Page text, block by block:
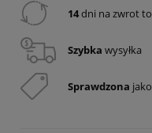
14dni na zwrot
Szybka wysyłka
Sprawdzona